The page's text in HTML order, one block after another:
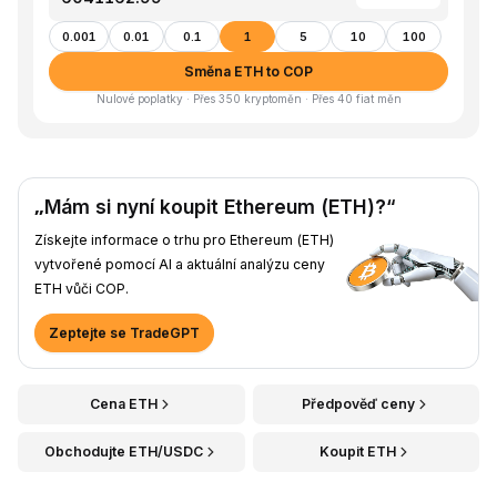
0.001 0.01 0.1 1 5 10 100
Směna ETH to COP
Nulové poplatky · Přes 350 kryptoměn · Přes 40 fiat měn
„Mám si nyní koupit Ethereum (ETH)?“
Získejte informace o trhu pro Ethereum (ETH)
vytvořené pomocí AI a aktuální analýzu ceny
ETH vůči COP.
Zeptejte se TradeGPT
Cena ETH Předpověď ceny
Obchodujte ETH/USDC Koupit ETH